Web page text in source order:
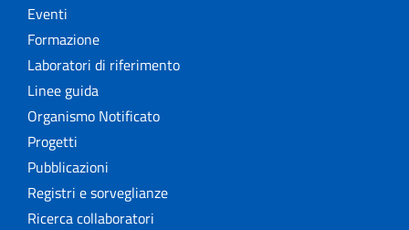
Eventi
Formazione
Laboratori di riferimento
Linee guida
Organismo Notificato
Progetti
Pubblicazioni
Registri e sorveglianze
Ricerca collaboratori